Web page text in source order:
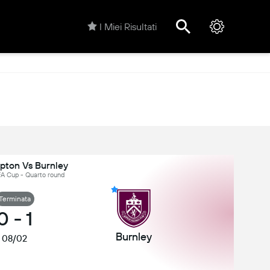
I Miei Risultati
Vs Burnley
Cup - Quarto round
- 1
08/02 Burnley